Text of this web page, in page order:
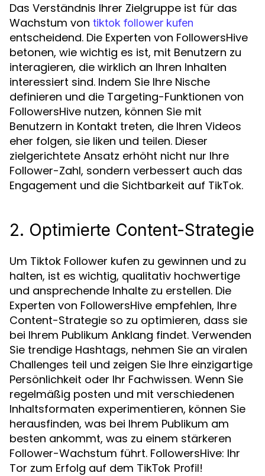
Das Verständnis Ihrer Zielgruppe ist für das
Wachstum von tiktok follower kufen
entscheidend. Die Experten von FollowersHive
betonen, wie wichtig es ist, mit Benutzern zu
interagieren, die wirklich an Ihren Inhalten
interessiert sind. Indem Sie Ihre Nische
definieren und die Targeting-Funktionen von
FollowersHive nutzen, können Sie mit
Benutzern in Kontakt treten, die Ihren Videos
eher folgen, sie liken und teilen. Dieser
zielgerichtete Ansatz erhöht nicht nur Ihre
Follower-Zahl, sondern verbessert auch das
Engagement und die Sichtbarkeit auf TikTok.
2. Optimierte Content-Strategie
Um Tiktok Follower kufen zu gewinnen und zu
halten, ist es wichtig, qualitativ hochwertige
und ansprechende Inhalte zu erstellen. Die
Experten von FollowersHive empfehlen, Ihre
Content-Strategie so zu optimieren, dass sie
bei Ihrem Publikum Anklang findet. Verwenden
Sie trendige Hashtags, nehmen Sie an viralen
Challenges teil und zeigen Sie Ihre einzigartige
Persönlichkeit oder Ihr Fachwissen. Wenn Sie
regelmäßig posten und mit verschiedenen
Inhaltsformaten experimentieren, können Sie
herausfinden, was bei Ihrem Publikum am
besten ankommt, was zu einem stärkeren
Follower-Wachstum führt. FollowersHive: Ihr
Tor zum Erfolg auf dem TikTok Profil!